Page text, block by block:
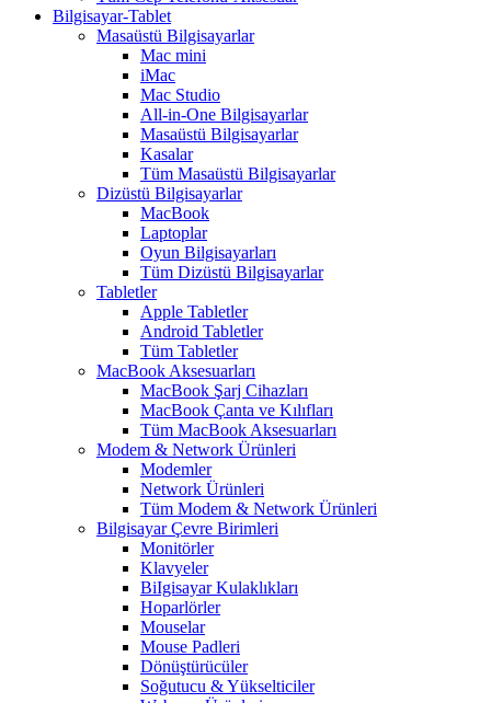
Bilgisayar-Tablet
Masaüstü Bilgisayarlar
Mac mini
iMac
Mac Studio
All-in-One Bilgisayarlar
Masaüstü Bilgisayarlar
Kasalar
Tüm Masaüstü Bilgisayarlar
Dizüstü Bilgisayarlar
MacBook
Laptoplar
Oyun Bilgisayarları
Tüm Dizüstü Bilgisayarlar
Tabletler
Apple Tabletler
Android Tabletler
Tüm Tabletler
MacBook Aksesuarları
MacBook Şarj Cihazları
MacBook Çanta ve Kılıfları
Tüm MacBook Aksesuarları
Modem & Network Ürünleri
Modemler
Network Ürünleri
Tüm Modem & Network Ürünleri
Bilgisayar Çevre Birimleri
Monitörler
Klavyeler
BiIgisayar Kulaklıkları
Hoparlörler
Mouselar
Mouse Padleri
Dönüştürücüler
Soğutucu & Yükselticiler